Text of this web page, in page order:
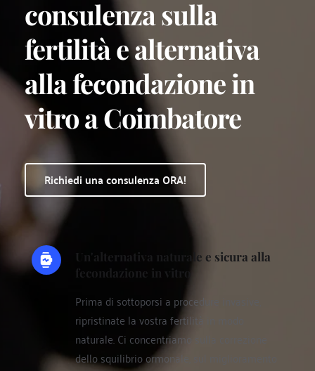
consulenza sulla
fertilità e alternativa
alla fecondazione in
vitro a Coimbatore
Richiedi una consulenza ORA!
Un'alternativa naturale e sicura alla
fecondazione in vitro
Prima di sottoporsi a procedure invasive,
ripristinate la vostra fertilità in modo
naturale. Ci concentriamo sulla correzione
dello squilibrio ormonale, sul miglioramento